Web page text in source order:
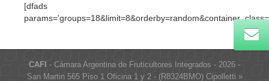
[dfads
CAFI - Cámara Argentina de Fruticultores Integrados - 2026 -
San Martin 565 Piso 1 Oficina 1 y 2 - (R8324BMO) Cipolletti »